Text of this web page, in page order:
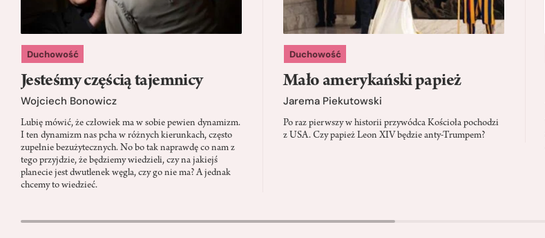
Duchowość
Jesteśmy częścią tajemnicy
Wojciech Bonowicz
Lubię mówić, że człowiek ma w sobie pewien dynamizm.
I ten dynamizm nas pcha w różnych kierunkach, często
zupełnie bezużytecznych. No bo tak naprawdę co nam z
tego przyjdzie, że będziemy wiedzieli, czy na jakiejś
planecie jest dwutlenek węgla, czy go nie ma? A jednak
chcemy to wiedzieć.
Duchowość
Mało amerykański papież
Jarema Piekutowski
Po raz pierwszy w historii przywódca Kościoła pochodzi
z USA. Czy papież Leon XIV będzie anty-Trumpem?